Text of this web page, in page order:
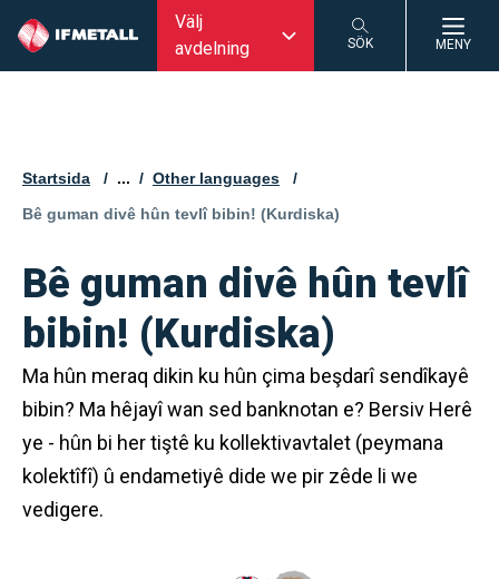
Välj
avdelning
SÖK MENY
Startsida ...
Other languages
Aktuell sida:
Bê guman divê hûn tevlî bibin! (Kurdiska)
Bê guman divê hûn tevlî
bibin! (Kurdiska)
Ma hûn meraq dikin ku hûn çima beşdarî sendîkayê
bibin? Ma hêjayî wan sed banknotan e? Bersiv Herê
ye - hûn bi her tiştê ku kollektivavtalet (peymana
kolektîfî) û endametiyê dide we pir zêde li we
vedigere.